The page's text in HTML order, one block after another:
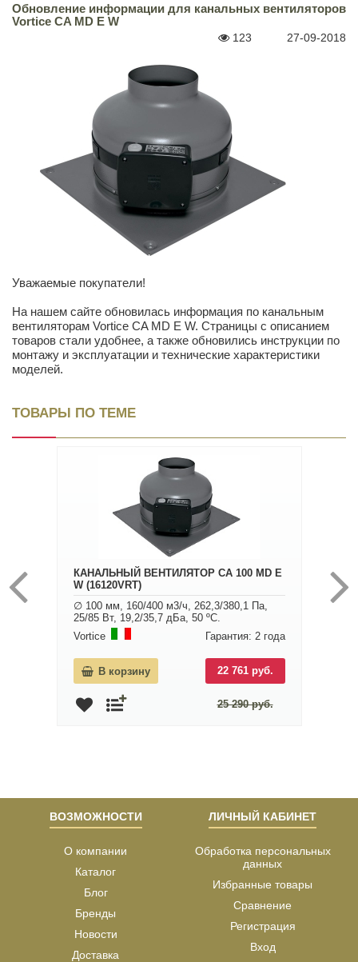
Обновление информации для канальных вентиляторов
Vortice CA MD E W
123 27-09-2018
Уважаемые покупатели!
На нашем сайте обновилась информация по канальным
вентиляторам Vortice CA MD E W. Страницы с описанием
товаров стали удобнее, а также обновились инструкции по
монтажу и эксплуатации и технические характеристики
моделей.
ТОВАРЫ ПО ТЕМЕ
КАНАЛЬНЫЙ ВЕНТИЛЯТОР CA 100 MD E
W (16120VRT)
∅ 100 мм, 160/400 м3/ч, 262,3/380,1 Па,
25/85 Вт, 19,2/35,7 дБа, 50 ºС.
Vortice
Гарантия: 2 года
22 761 руб.
25 290 руб.
В корзину
ВОЗМОЖНОСТИ
О компании
Каталог
Блог
Бренды
Новости
Доставка
ЛИЧНЫЙ КАБИНЕТ
Обработка персональных
данных
Избранные товары
Сравнение
Регистрация
Вход